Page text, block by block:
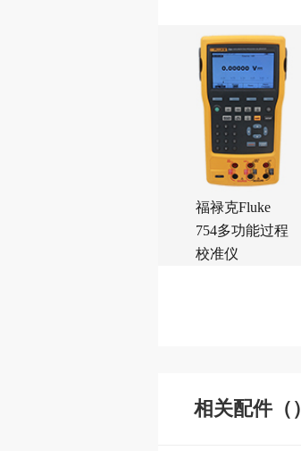
福禄克Fluke
754多功能过程
校准仪
相关配件（）